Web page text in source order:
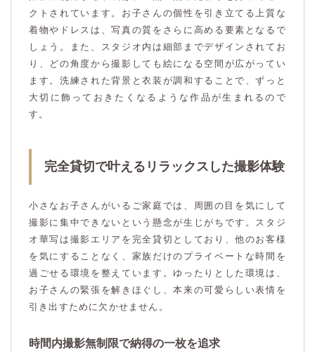
クトされています。お子さんの個性を引き立てる上質な
着物やドレスは、写真の質をさらに高める要素となるで
しょう。また、スタジオ内は細部までデザインされてお
り、どの角度から撮影しても絵になる空間が広がってい
ます。洗練された背景と衣装が調和することで、ずっと
大切に飾っておきたくなるような作品が生まれるので
す。
完全貸切で叶えるリラックスした撮影体験
小さなお子さんがいるご家庭では、周囲の目を気にして
撮影に集中できないという懸念が生じがちです。スタジ
オ華写は撮影エリアを完全貸切としており、他のお客様
を気にすることなく、家族だけのプライベートな時間を
過ごせる環境を整えています。ゆったりとした環境は、
お子さんの緊張を解きほぐし、本来の可愛らしい表情を
引き出すために欠かせません。
時間内撮影無制限で納得の一枚を追求